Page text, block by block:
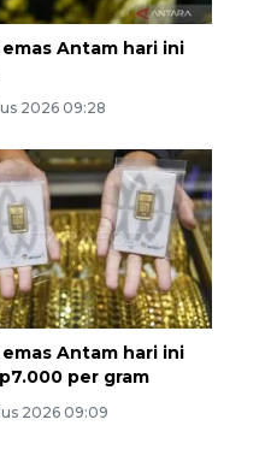
emas Antam hari ini
2026 09:28
emas Antam hari ini
per gram
2026 09:09